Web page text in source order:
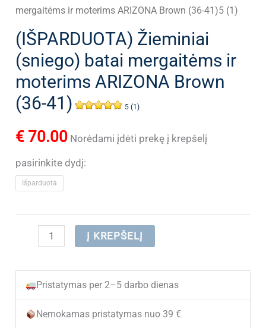
mergaitėms ir moterims ARIZONA Brown (36-41)5 (1)
(IŠPARDUOTA) Žieminiai
(sniego) batai mergaitėms ir
moterims ARIZONA Brown
(36-41)
5 (1)
€ 70.00 Norėdami įdėti prekę į krepšelį
pasirinkite dydį:
Išparduota
produkto
(IŠPARDUOTA)
Žieminiai
(sniego)
Į KREPŠELĮ
Pristatymas per 2–5 darbo dienas
Nemokamas pristatymas nuo 39 €